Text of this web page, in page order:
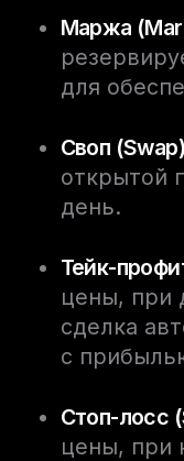
Маржа
для
Своп (Swap)
открытой
день.
Тейк-
цены, при
сделка
с
Стоп-лосс
цены, при